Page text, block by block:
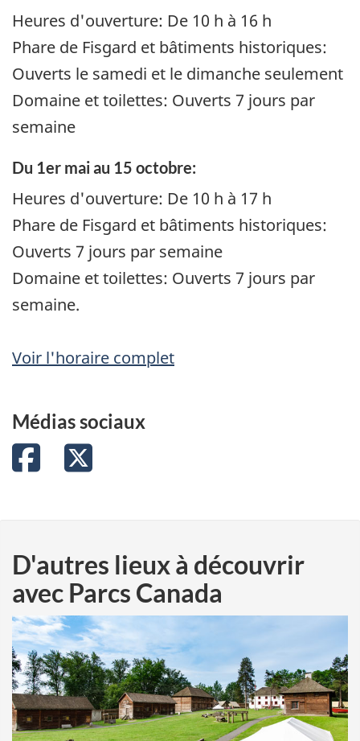
Heures d'ouverture: De 10 h à 16 h
Phare de Fisgard et bâtiments historiques:
Ouverts le samedi et le dimanche seulement
Domaine et toilettes: Ouverts 7 jours par
semaine
Du 1er mai au 15 octobre:
Heures d'ouverture: De 10 h à 17 h
Phare de Fisgard et bâtiments historiques:
Ouverts 7 jours par semaine
Domaine et toilettes: Ouverts 7 jours par
semaine.
Voir l'horaire complet
Médias sociaux
Facebook
D'autres lieux à découvrir
avec Parcs Canada